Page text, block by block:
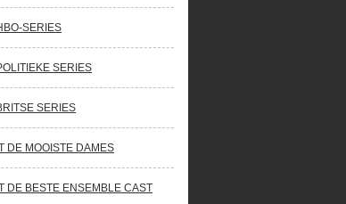
SERIES
SERIES
SERIES
DE MOOISTE DAMES
DE BESTE ENSEMBLE CAST